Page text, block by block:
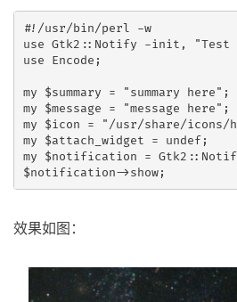
#!/usr/bin/perl -w
use Gtk2::Notify -init, "Test
use Encode;
my $summary = "summary here";
my $message = "message here";
my $icon = "/usr/share/icons/
my $attach_widget = undef;
my $notification =
效果如图：